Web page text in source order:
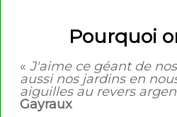
Pourquoi
« J'aime ce géant de
aussi nos jardins en
aiguilles au revers
Gayraux